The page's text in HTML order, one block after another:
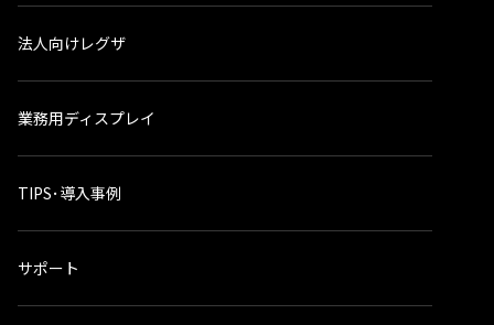
法人向けレグザ
業務用ディスプレイ
TIPS･導入事例
サポート